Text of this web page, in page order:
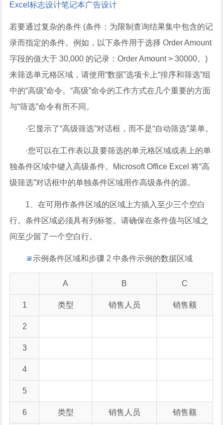
Excel标志设计笔记本广告设计
若要通过复杂的条件 (条件：为限制查询结果集中包含的记
录而指定的条件。例如，以下条件用于选择 Order Amount
字段的值大于 30,000 的记录：Order Amount > 30000。)
来筛选单元格区域，请使用“数据”选项卡上“排序和筛选”组
中的“高级”命令。“高级”命令的工作方式在几个重要的方面
与“筛选”命令有所不同。
·它显示了“高级筛选”对话框，而不是“自动筛选”菜单。
·您可以在工作表以及要筛选的单元格区域或表上的单
独条件区域中键入高级条件。Microsoft Office Excel 将“高
级筛选”对话框中的单独条件区域用作高级条件的源。
1、在可用作条件区域的区域上方插入至少三个空白
行。条件区域必须具有列标签。请确保在条件值与区域之
间至少留了一个空白行。
示例条件区域和步骤 2 中条件示例的数据区域
A B C
1 类型 销售人员 销售额
2
3
4
5
6 类型 销售人员 销售额